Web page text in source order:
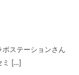
ステーションさん
ミ […]